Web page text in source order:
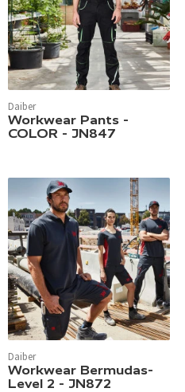
Daiber
Workwear Pants -
COLOR - JN847
Daiber
Workwear Bermudas-
Level 2 - JN872